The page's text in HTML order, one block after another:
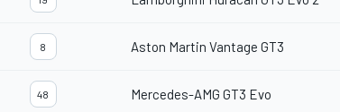
8 Aston Martin Vantage GT3
48 Mercedes-AMG GT3 Evo